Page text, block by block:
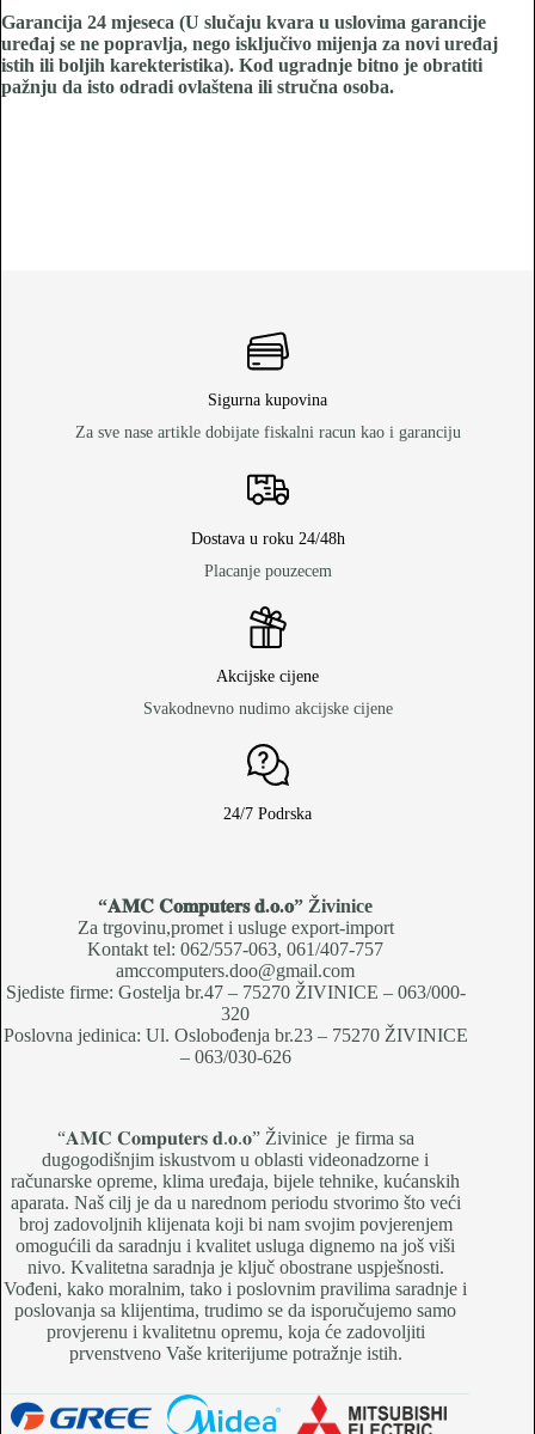
Garancija 24 mjeseca (U slučaju kvara u uslovima garancije
uređaj se ne popravlja, nego isključivo mijenja za novi uređaj
istih ili boljih karekteristika). Kod ugradnje bitno je obratiti
pažnju da isto odradi ovlaštena ili stručna osoba.
Sigurna kupovina
Za sve nase artikle dobijate fiskalni racun kao i garanciju
Dostava u roku 24/48h
Placanje pouzecem
Akcijske cijene
Svakodnevno nudimo akcijske cijene
24/7 Podrska
“𝐀𝐌𝐂 𝐂𝐨𝐦𝐩𝐮𝐭𝐞𝐫𝐬 𝐝.𝐨.𝐨” Živinice
Za trgovinu,promet i usluge export-import
Kontakt tel: 062/557-063, 061/407-757
amccomputers.doo@gmail.com
Sjediste firme: Gostelja br.47 – 75270 ŽIVINICE – 063/000-
320
Poslovna jedinica: Ul. Oslobođenja br.23 – 75270 ŽIVINICE
– 063/030-626
“𝐀𝐌𝐂 𝐂𝐨𝐦𝐩𝐮𝐭𝐞𝐫𝐬 𝐝.𝐨.𝐨” Živinice je firma sa
dugogodišnjim iskustvom u oblasti videonadzorne i
računarske opreme, klima uređaja, bijele tehnike, kućanskih
aparata. Naš cilj je da u narednom periodu stvorimo što veći
broj zadovoljnih klijenata koji bi nam svojim povjerenjem
omogućili da saradnju i kvalitet usluga dignemo na još viši
nivo. Kvalitetna saradnja je ključ obostrane uspješnosti.
Vođeni, kako moralnim, tako i poslovnim pravilima saradnje i
poslovanja sa klijentima, trudimo se da isporučujemo samo
provjerenu i kvalitetnu opremu, koja će zadovoljiti
prvenstveno Vaše kriterijume potražnje istih.